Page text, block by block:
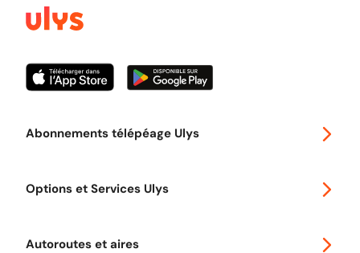
Abonnements télépéage Ulys
Options et Services Ulys
Autoroutes et aires